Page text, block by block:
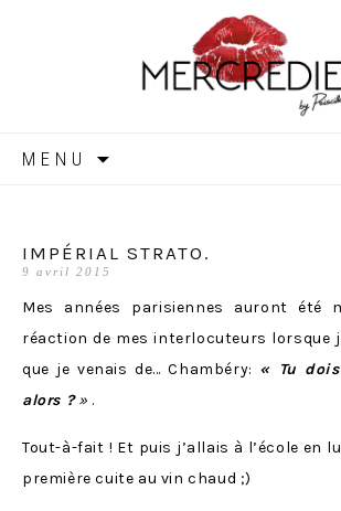
MENU
IMPÉRIAL STRATO.
9 avril 2015
Mes années parisiennes auront été
réaction de mes interlocuteurs lorsque
que je venais de… Chambéry: « Tu
alors ?» .
Tout-à-fait ! Et puis j’allais à l’école en
première cuite au vin chaud ;)